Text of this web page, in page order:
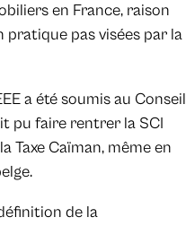
en France, raison
pratique pas visées par la
a été soumis au Conseil
pu faire rentrer la SCI
Taxe Caïman, même en
de la